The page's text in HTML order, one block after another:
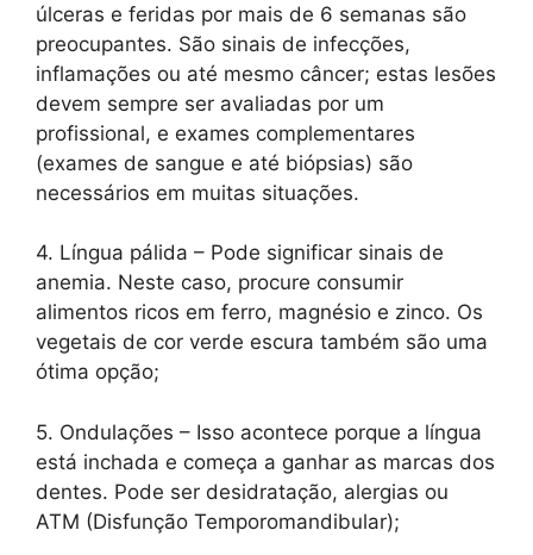
úlceras e feridas por mais de 6 semanas são
preocupantes. São sinais de infecções,
inflamações ou até mesmo câncer; estas lesões
devem sempre ser avaliadas por um
profissional, e exames complementares
(exames de sangue e até biópsias) são
necessários em muitas situações.
4. Língua pálida – Pode significar sinais de
anemia. Neste caso, procure consumir
alimentos ricos em ferro, magnésio e zinco. Os
vegetais de cor verde escura também são uma
ótima opção;
5. Ondulações – Isso acontece porque a língua
está inchada e começa a ganhar as marcas dos
dentes. Pode ser desidratação, alergias ou
ATM (Disfunção Temporomandibular);